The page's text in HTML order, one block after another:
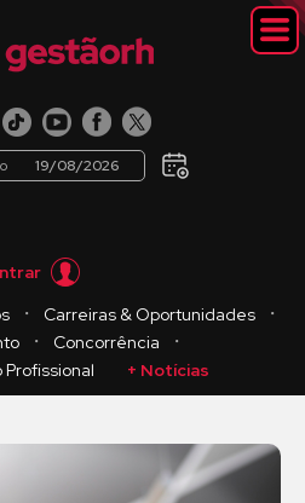
19/08/2026
・ Carreiras & Oportunidades
・
・ Concorrência
・
+ Notícias